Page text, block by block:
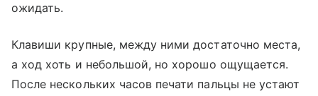
ожидать.
Клавиши крупные, между ними достаточно места,
а ход хоть и небольшой, но хорошо ощущается.
После нескольких часов печати пальцы не устают